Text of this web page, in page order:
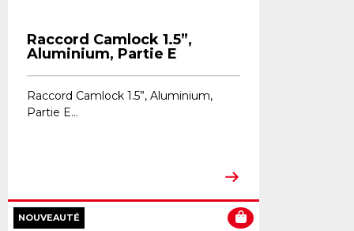
Raccord Camlock 1.5”,
Aluminium, Partie E
Raccord Camlock 1.5”, Aluminium,
Partie E...
NOUVEAUTÉ